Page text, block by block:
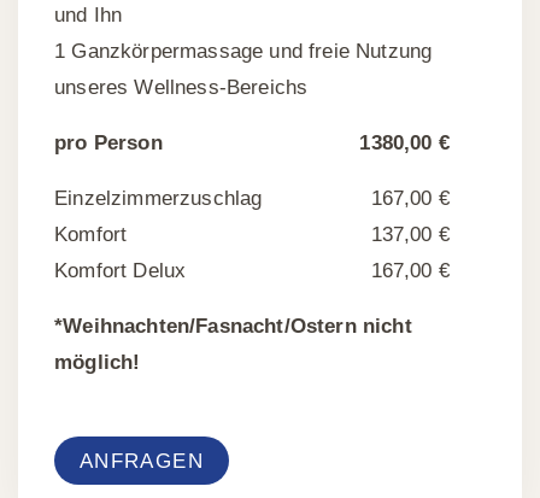
und Ihn
1 Ganzkörpermassage und freie Nutzung
unseres Wellness-Bereichs
pro Person 1380,00 €
Einzelzimmerzuschlag
167,00 €
Komfort
137,00 €
Komfort Delux
167,00 €
*Weihnachten/Fasnacht/Ostern nicht
möglich!
ANFRAGEN